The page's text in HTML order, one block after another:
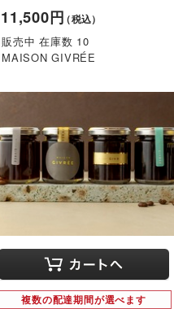
11,500円（税込）
販売中 在庫数 10
MAISON GIVRÉE
複数の配達期間が選べます